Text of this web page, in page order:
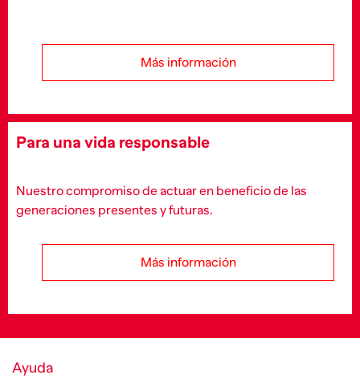
Más información
Para una vida responsable
Nuestro compromiso de actuar en beneficio de las
generaciones presentes y futuras.
Más información
Ayuda